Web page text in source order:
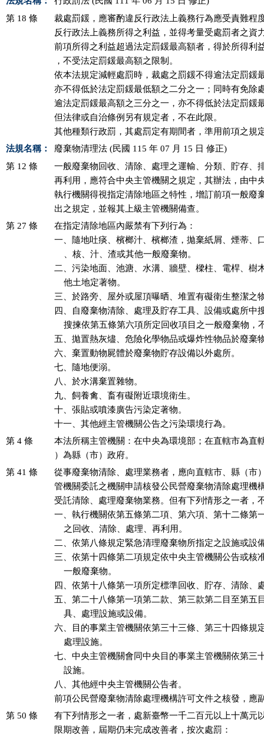
第 18 條
裁處罰鍰，應審酌違反行政法上義務行為應受責難程
反行政法上義務所得之利益，並得考量受處罰者之資
前項所得之利益超過法定罰鍰最高額者，得於所得利
，不受法定罰鍰最高額之限制。
依本法規定減輕處罰時，裁處之罰鍰不得逾法定罰鍰
亦不得低於法定罰鍰最低額之二分之一；同時有免除
逾法定罰鍰最高額之三分之一，亦不得低於法定罰鍰
但法律或自治條例另有規定者，不在此限。
其他種類行政罰，其處罰定有期間者，準用前項之規
法規名稱：
廢棄物清理法 (民國 115 年 07 月 15 日 修正)
第 12 條
一般廢棄物回收、清除、處理之運輸、分類、貯存、
再利用，應符合中央主管機關之規定，其辦法，由中
執行機關得視指定清除地區之特性，增訂前項一般廢
出之規定，並報其上級主管機關備查。
第 27 條
在指定清除地區內嚴禁有下列行為：
一、隨地吐痰、檳榔汁、檳榔渣，拋棄紙屑、煙蒂、
    、核、汁、渣或其他一般廢棄物。
二、污染地面、池溏、水溝、牆壁、樑柱、電桿、樹
    他土地定著物。
三、於路旁、屋外或屋頂曝晒、堆置有礙衛生整潔之
四、自廢棄物清除、處理及貯存工具、設備或處所中
搜揀依第五條第六項所定回收項目之一般廢棄物，
五、拋置熱灰燼、危險化學物品或爆炸性物品於廢棄
六、棄置動物屍體於廢棄物貯存設備以外處所。
七、隨地便溺。
八、於水溝棄置雜物。
九、飼養禽、畜有礙附近環境衛生。
十、張貼或噴漆廣告污染定著物。
十一、其他經主管機關公告之污染環境行為。
第 4 條
本法所稱主管機關：在中央為環境部；在直轄市為直
）為縣（市）政府。
第 41 條
從事廢棄物清除、處理業務者，應向直轄市、縣（市
管機關委託之機關申請核發公民營廢棄物清除處理機
受託清除、處理廢棄物業務。但有下列情形之一者，
一、執行機關依第五條第二項、第六項、第十二條第
    之回收、清除、處理、再利用。
二、依第八條規定緊急清理廢棄物所指定之設施或設
三、依第十四條第二項規定依中央主管機關公告或核
    一般廢棄物。
四、依第十八條第一項所定標準回收、貯存、清除、
五、第二十八條第一項第二款、第三款第二目至第五
    具、處理設施或設備。
六、目的事業主管機關依第三十三條、第三十四條規
    處理設施。
七、中央主管機關會同中央目的事業主管機關依第三
    設施。
八、其他經中央主管機關公告者。
前項公民營廢棄物清除處理機構許可文件之核發，應
第 50 條
有下列情形之一者，處新臺幣一千二百元以上十萬元
限期改善，屆期仍未完成改善者，按次處罰：